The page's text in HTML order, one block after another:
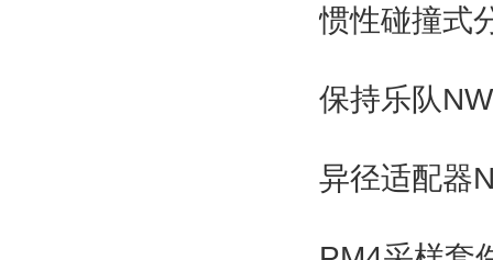
惯性碰撞式
保持乐队
异径适配器